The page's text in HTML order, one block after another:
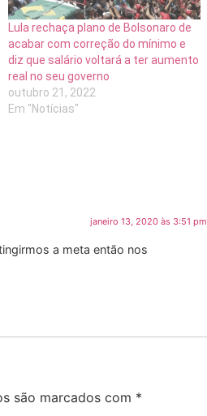
Lula rechaça plano de Bolsonaro de
acabar com correção do mínimo e
diz que salário voltará a ter aumento
real no seu governo
outubro 21, 2022
Em "Notícias"
janeiro 13, 2020 às 3:51 pm
a meta então nos
são marcados com *